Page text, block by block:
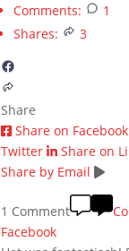
Comments:
1
Shares:
3
Share
Share on Facebook
Twitter
Share on
Share by Email
1 Comment
Facebook